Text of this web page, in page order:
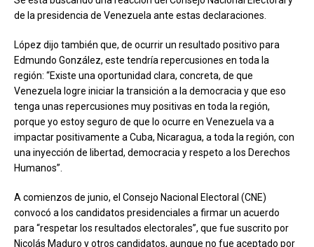
de la presidencia de Venezuela ante estas declaraciones.
López dijo también que, de ocurrir un resultado positivo para
Edmundo González, este tendría repercusiones en toda la
región: “Existe una oportunidad clara, concreta, de que
Venezuela logre iniciar la transición a la democracia y que eso
tenga unas repercusiones muy positivas en toda la región,
porque yo estoy seguro de que lo ocurre en Venezuela va a
impactar positivamente a Cuba, Nicaragua, a toda la región, con
una inyección de libertad, democracia y respeto a los Derechos
Humanos”.
A comienzos de junio, el Consejo Nacional Electoral (CNE)
convocó a los candidatos presidenciales a firmar un acuerdo
para “respetar los resultados electorales”, que fue suscrito por
Nicolás Maduro y otros candidatos, aunque no fue aceptado por